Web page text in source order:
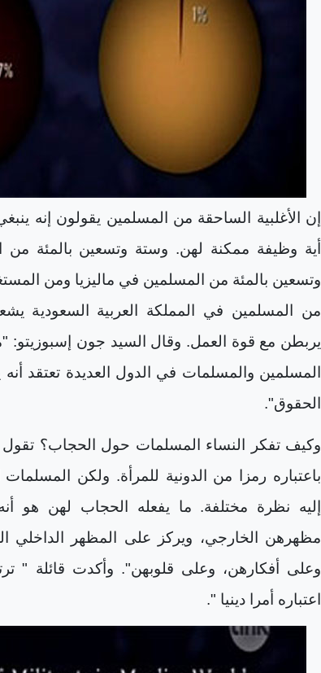
إن الأغلبية الساحقة من المسلمين يقولون إنه
أية وظيفة ممكنة لهن. وستة وتسعين بالمئة من
وتسعين بالمئة من المسلمين في ماليزيا ومن
من المسلمين في المملكة العربية السعودية
يربطن مع قوة العمل. وقال السيد جون إسبوزيتو:
المسلمين والمسلمات في الدول العديدة تعتقد
الحقوق".
وكيف تفكر النساء المسلمات حول الحجاب؟ تقول
باعتباره رمزا من الدونية للمرأة. ولكن
إليه نظرة مختلفة. ما يفعله الحجاب لهن هو
مظهرهن الخارجي، ويركز على المظهر الداخلي
وعلى أفكارهن، وعلى قلوبهن". وأكدت قائلة "
اعتباره أمرا دينيا ".